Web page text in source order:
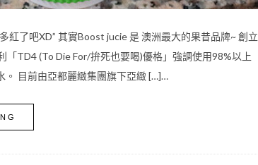
了吧XD” 其實Boost jucie 是 澳洲最大的果昔品牌~ 創立
TD4 (To Die For/拚死也要喝)優格」強調使用98%以上
。 目前由亞都麗緻集團旗下亞緻 […]…